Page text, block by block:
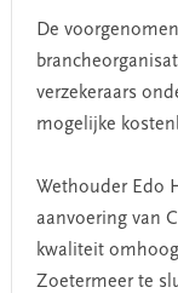
De
verzekeraars
mogelijke
Wethouder Edo
aanvoering van
kwaliteit
Zoetermeer te